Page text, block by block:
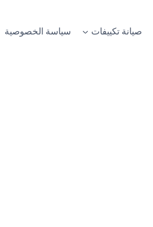
صيانة تكييفات سياسة الخصوصية